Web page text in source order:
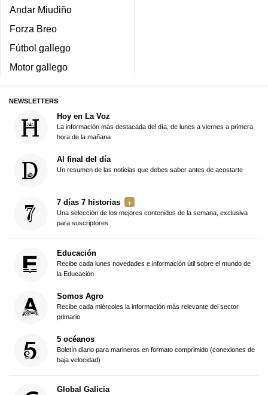
Andar Miudiño
Forza Breo
Fútbol gallego
Motor gallego
NEWSLETTERS
Hoy en La Voz
La información más destacada del día, de lunes a viernes a primera
hora de la mañana
Al final del día
Un resumen de las noticias que debes saber antes de acostarte
7 días 7 historias
Una selección de los mejores contenidos de la semana, exclusiva
para suscriptores
Educación
Recibe cada lunes novedades e información útil sobre el mundo de
la Educación
Somos Agro
Recibe cada miércoles la información más relevante del sector
primario
5 océanos
Boletín diario para marineros en formato comprimido (conexiones de
baja velocidad)
Global Galicia